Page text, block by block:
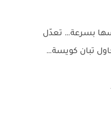
بسرعة… تعدّل
تبان كويسة…